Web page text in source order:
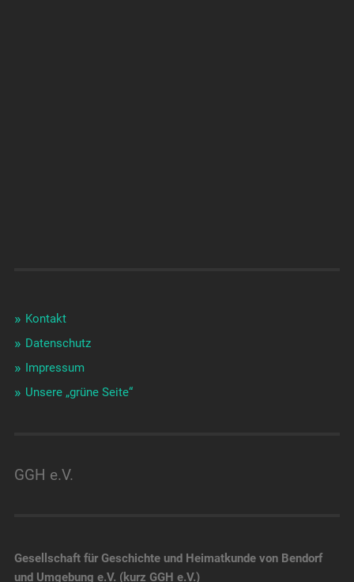
Kontakt
Datenschutz
Impressum
Unsere „grüne Seite“
GGH e.V.
Gesellschaft für Geschichte und Heimatkunde von Bendorf
und Umgebung e.V. (kurz GGH e.V.)